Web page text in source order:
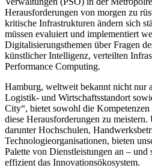
Herausforderungen von morgen zu
kritische Infrastrukturen ändern sich
müssen evaluiert und implementiert
Digitalisierungsthemen über Fragen
künstlicher Intelligenz, verteilten
Performance Computing.
Hamburg, weltweit bekannt nicht nur
Logistik- und Wirtschaftsstandort
City“, bietet sowohl die
diese Herausforderungen zu meistern.
darunter Hochschulen,
Technologieorganisationen, bieten
Palette von Dienstleistungen an – und
effizient das Innovationsökosystem.